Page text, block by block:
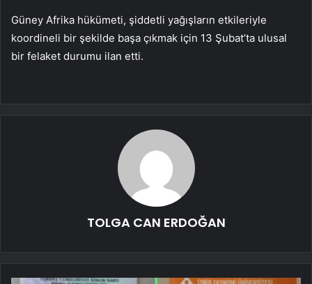
Güney Afrika hükümeti, şiddetli yağışların etkileriyle
koordineli bir şekilde başa çıkmak için 13 Şubat’ta ulusal
bir felaket durumu ilan etti.
TOLGA CAN ERDOĞAN